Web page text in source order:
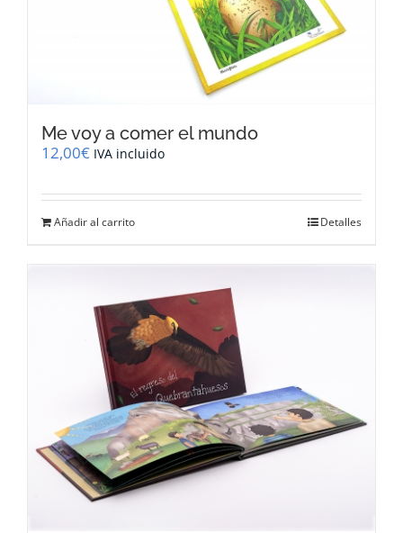
Me voy a comer el mundo
12,00€ IVA incluido
Añadir al carrito Detalles